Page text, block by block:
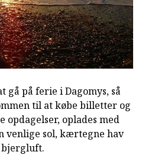
gå på ferie i Dagomys, så
til at købe billetter og
oplades med
venlige sol, kærtegne hav
bjergluft.